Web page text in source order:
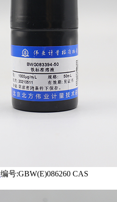
编号:GBW(E)086260 CAS